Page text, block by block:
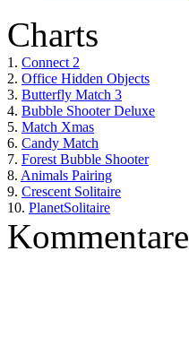
Charts
1. Connect 2
2. Office Hidden Objects
3. Butterfly Match 3
4. Bubble Shooter Deluxe
5. Match Xmas
6. Candy Match
7. Forest Bubble Shooter
8. Animals Pairing
9. Crescent Solitaire
10. PlanetSolitaire
Kommentare